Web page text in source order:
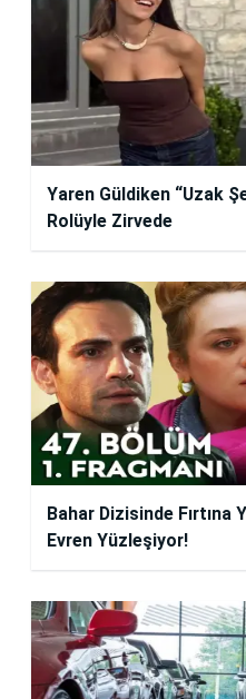
Yaren Güldiken “Uzak
Rolüyle Zirvede
Bahar Dizisinde Fırtına
Evren Yüzleşiyor!